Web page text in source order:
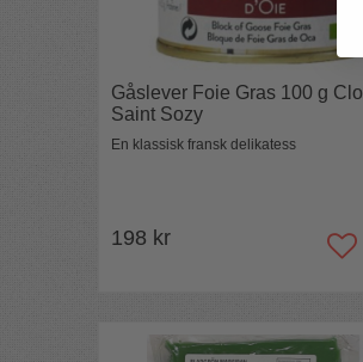
Gåslever Foie Gras 100 g
Saint Sozy
En klassisk fransk delikatess
198 kr